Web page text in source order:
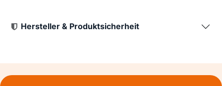
Hersteller & Produktsicherheit